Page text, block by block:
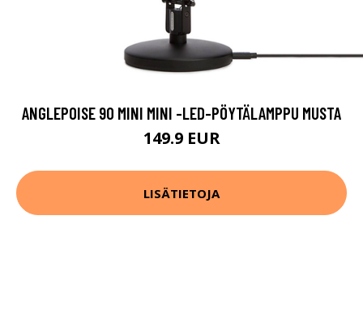
ANGLEPOISE 90 MINI MINI -LED-PÖYTÄLAMPPU MUSTA
149.9 EUR
LISÄTIETOJA